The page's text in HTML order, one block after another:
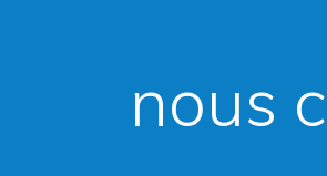
nous